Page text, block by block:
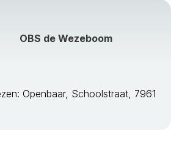
OBS de Wezeboom
Openbaar, Schoolstraat, 7961